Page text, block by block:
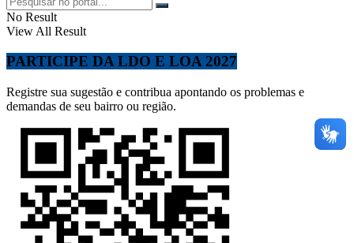
No Result
View All Result
PARTICIPE DA LDO E LOA 2027
Registre sua sugestão e contribua apontando os problemas e
demandas de seu bairro ou região.